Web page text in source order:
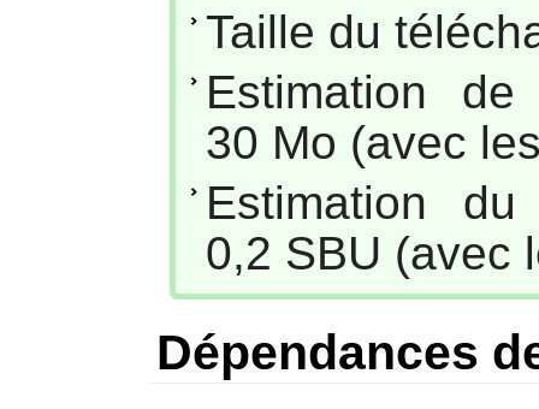
Taille du
Estimation
30 Mo (avec
Estimation
0,2 SBU (avec
Dépendances